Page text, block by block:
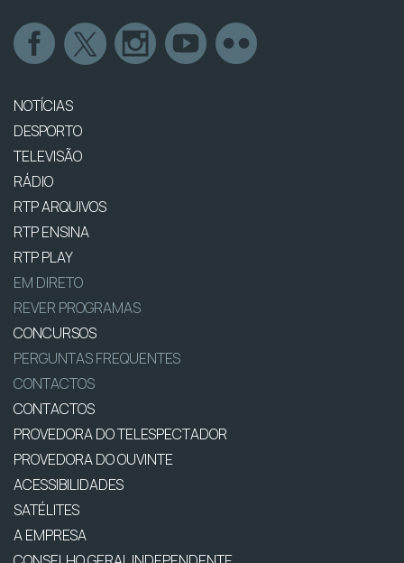
NOTÍCIAS
DESPORTO
TELEVISÃO
RÁDIO
RTP ARQUIVOS
RTP ENSINA
RTP PLAY
EM DIRETO
REVER PROGRAMAS
CONCURSOS
PERGUNTAS FREQUENTES
CONTACTOS
CONTACTOS
PROVEDORA DO TELESPECTADOR
PROVEDORA DO OUVINTE
ACESSIBILIDADES
SATÉLITES
A EMPRESA